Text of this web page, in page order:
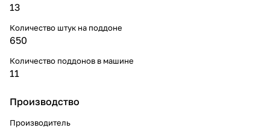
13
Количество штук на поддоне
650
Количество поддонов в машине
11
Производство
Производитель